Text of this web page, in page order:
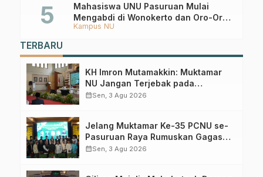
Kampus NU
Mahasiswa UNU Pasuruan Mulai
Mengabdi di Wonokerto dan Oro-Oro
Ombo Wetan Berikut Programnya
TERBARU
KH Imron Mutamakkin: Muktamar
NU Jangan Terjebak pada
Perebutan Kursi Ketua Umum
calendar_monthSen, 3 Agu 2026
Jelang Muktamar Ke-35 PCNU se-
Pasuruan Raya Rumuskan Gagasan
Transformasi Gerakan NU Menuju
calendar_monthSen, 3 Agu 2026